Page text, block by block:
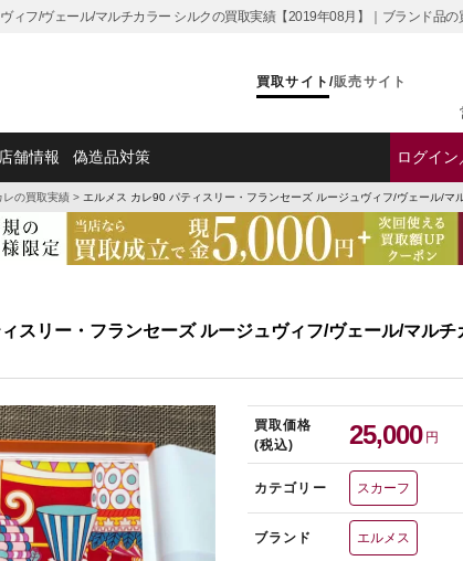
ィフ/ヴェール/マルチカラー シルクの買取実績【2019年08月】｜ブランド品
買取サイト /販売サイト
店舗情報 偽造品対策 ログイ
レの買取実績 > エルメス カレ90 パティスリー・フランセーズ ルージュヴィフ/ヴェール/マ
スリー・フランセーズ ルージュヴィフ/ヴェール/マルチ
買取価格
(税込)
25,000 円
カテゴリー スカーフ
ブランド エルメス